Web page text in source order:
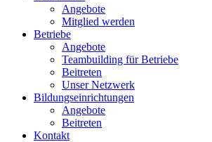
Angebote
Mitglied werden
Betriebe
Angebote
Teambuilding für Betriebe
Beitreten
Unser Netzwerk
Bildungseinrichtungen
Angebote
Beitreten
Kontakt